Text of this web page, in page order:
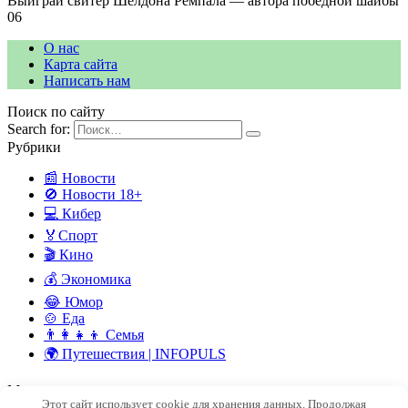
06
О нас
Карта сайта
Написать нам
Поиск по сайту
Search for:
Рубрики
📰 Новости
🚫 Новости 18+
💻 Кибер
🏅Спорт
🎬 Кино
💰 Экономика
😂 Юмор
🍲 Еда
👨‍👩‍👧‍👦 Семья
🌍 Путешествия | INFOPULS
Мы в социальных сетях
Этот сайт использует cookie для хранения данных. Продолжая